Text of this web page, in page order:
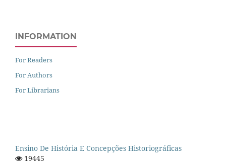
INFORMATION
For Readers
For Authors
For Librarians
Ensino De História E Concepções Historiográficas
19445